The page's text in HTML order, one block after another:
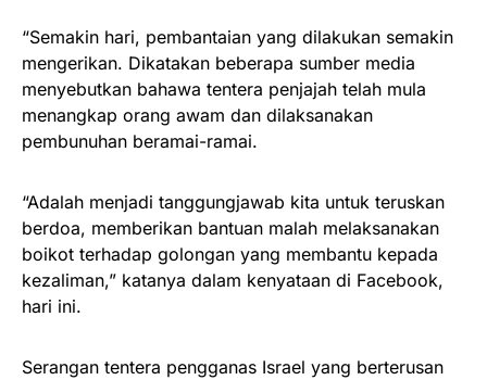
“Semakin hari, pembantaian yang dilakukan semakin
mengerikan. Dikatakan beberapa sumber media
menyebutkan bahawa tentera penjajah telah mula
menangkap orang awam dan dilaksanakan
pembunuhan beramai-ramai.
“Adalah menjadi tanggungjawab kita untuk teruskan
berdoa, memberikan bantuan malah melaksanakan
boikot terhadap golongan yang membantu kepada
kezaliman,” katanya dalam kenyataan di Facebook,
hari ini.
Serangan tentera pengganas Israel yang berterusan